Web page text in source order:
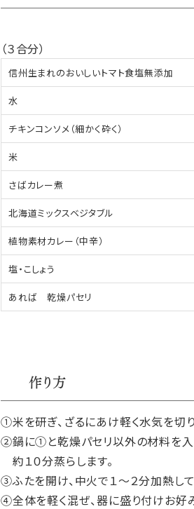
（３合分）
信州生まれのおいしいトマト食塩無添加
水
チキンコンソメ（細かく砕く）
米
さばカレー煮
北海道ミックスベジタブル
植物素材カレー（中辛）
塩・こしょう
あれば 乾燥パセリ
作り方
①米を研ぎ、ざるにあけ軽く水気を切り
②鍋に①と乾燥パセリ以外の材料を入
約１０分蒸らします。
③ふたを開け、中火で１～２分加熱して
④全体を軽く混ぜ、器に盛り付けお好